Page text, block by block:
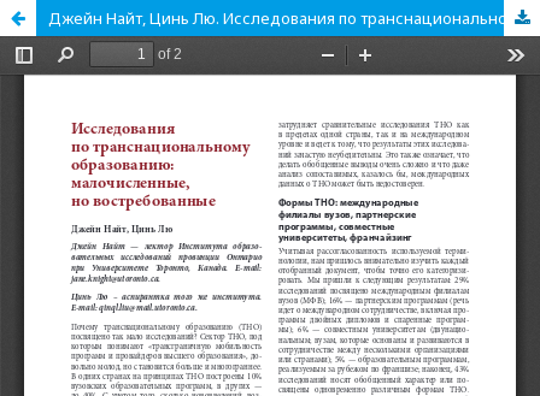
Джейн Найт, Цинь Лю. Исследования по транснациональному образованию: малочисленные, но востребованные